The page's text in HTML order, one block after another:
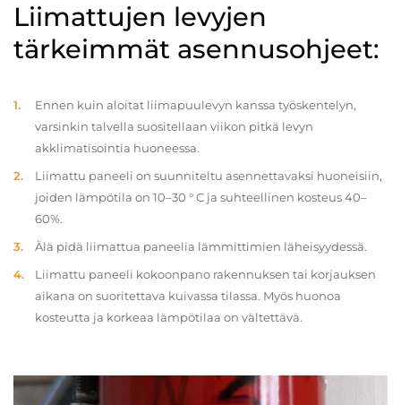
Liimattujen levyjen
tärkeimmät asennusohjeet:
Ennen kuin aloitat liimapuulevyn kanssa työskentelyn,
varsinkin talvella suositellaan viikon pitkä levyn
akklimatisointia huoneessa.
Liimattu paneeli on suunniteltu asennettavaksi huoneisiin,
joiden lämpötila on 10–30 ° C ja suhteellinen kosteus 40–
60%.
Älä pidä liimattua paneelia lämmittimien läheisyydessä.
Liimattu paneeli kokoonpano rakennuksen tai korjauksen
aikana on suoritettava kuivassa tilassa. Myös huonoa
kosteutta ja korkeaa lämpötilaa on vältettävä.